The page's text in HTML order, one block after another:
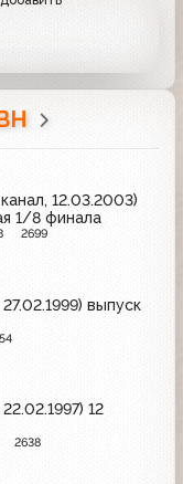
12.03.2003)
1/8 финала
2699
выпуск
12
2638